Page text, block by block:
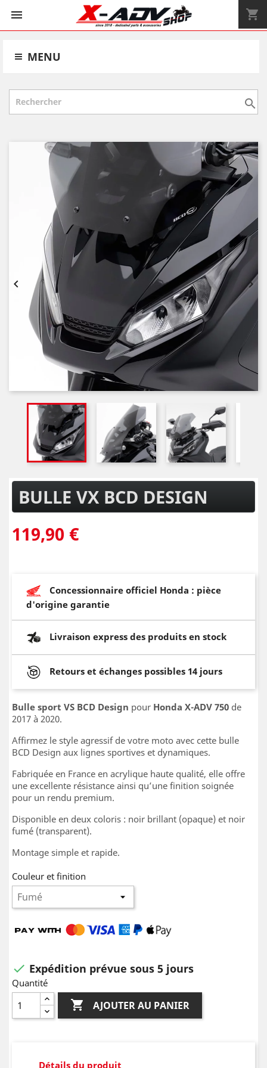
 shopping_cart
MENU

 
BULLE VX BCD DESIGN
119,90 €
Concessionnaire officiel Honda : pièce
d'origine garantie
Livraison express des produits en stock
Retours et échanges possibles 14 jours
Bulle sport VS BCD Design pour Honda X-ADV 750 de
2017 à 2020.
Affirmez le style agressif de votre moto avec cette bulle
BCD Design aux lignes sportives et dynamiques.
Fabriquée en France en acrylique haute qualité, elle offre
une excellente résistance ainsi qu’une finition soignée
pour un rendu premium.
Disponible en deux coloris : noir brillant (opaque) et noir
fumé (transparent).
Montage simple et rapide.
Couleur et finition
 Expédition prévue sous 5 jours
Quantité
 AJOUTER AU PANIER
Détails du produit